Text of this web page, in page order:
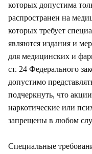
которых допустима
распространен на
которых требует
являются издания и
для медицинских и
ст. 24 Федерального
допустимо
подчеркнуть, что
наркотические или
запрещены в любом
Специальные